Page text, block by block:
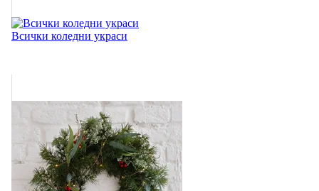
Всички коледни украси